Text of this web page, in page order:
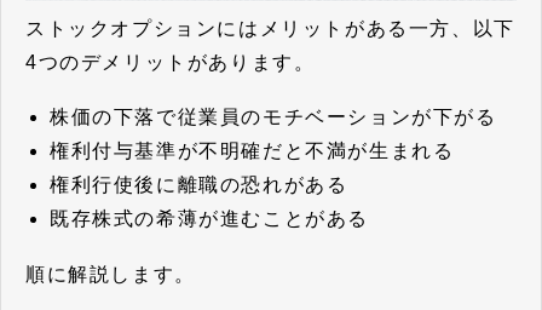
ストックオプションにはメリットがある一方、以下
4つのデメリットがあります。
株価の下落で従業員のモチベーションが下がる
権利付与基準が不明確だと不満が生まれる
権利行使後に離職の恐れがある
既存株式の希薄が進むことがある
順に解説します。